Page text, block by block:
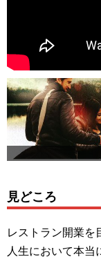
見どころ
レストラン開業を
人生において本当